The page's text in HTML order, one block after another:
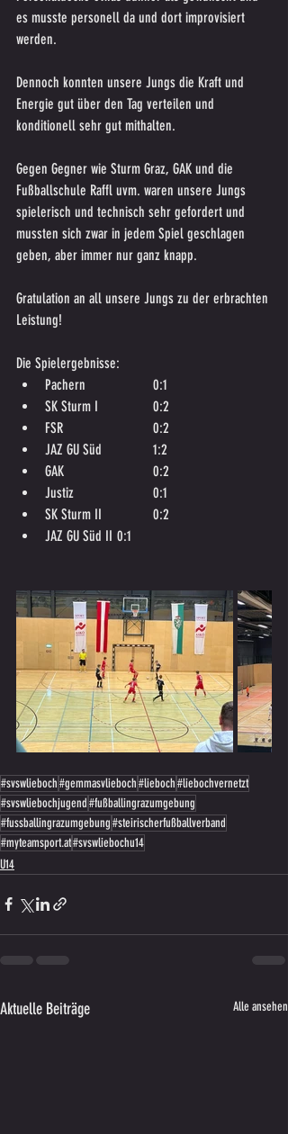
es musste personell da und dort improvisiert
werden.
Dennoch konnten unsere Jungs die Kraft und
Energie gut über den Tag verteilen und
konditionell sehr gut mithalten.
Gegen Gegner wie Sturm Graz, GAK und die
Fußballschule Raffl uvm. waren unsere Jungs
spielerisch und technisch sehr gefordert und
mussten sich zwar in jedem Spiel geschlagen
geben, aber immer nur ganz knapp.
Gratulation an all unsere Jungs zu der erbrachten
Leistung!
Die Spielergebnisse:
Pachern		0:1
SK Sturm I		0:2
FSR			0:2
JAZ GU Süd		1:2
GAK			0:2
Justiz			0:1
SK Sturm II		0:2
JAZ GU Süd II	0:1
#svswlieboch#gemmasvlieboch#lieboch#liebochvernetzt
#svswliebochjugend#fußballingrazumgebung
#fussballingrazumgebung#steirischerfußballverband
#myteamsport.at#svswliebochu14
U14
Aktuelle Beiträge Alle ansehen